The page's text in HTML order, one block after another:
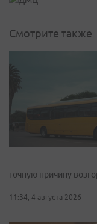
Смотрите также
точную причину
11:34, 4 августа 2026